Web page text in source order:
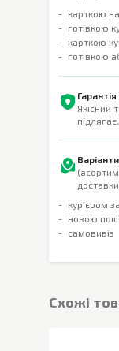
карткою на
готівкою
карткою
готівкою
Гарантія
Якісний
підлягає.
кур'єром
новою
самовивіз
Cхожі